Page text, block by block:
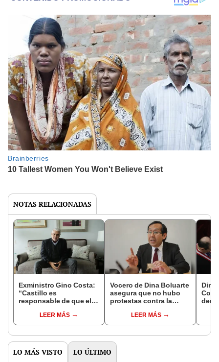
NOTAS RELACIONADAS
Exministro Gino Costa:
“Castillo es
responsable de que el
poder que tiene hoy
día”.
LEER MÁS
Vocero de Dina Boluarte
asegura que no hubo
protestas contra la
actividad en VMT
LEER MÁS
Dina
LO MÁS VISTO LO ÚLTIMO